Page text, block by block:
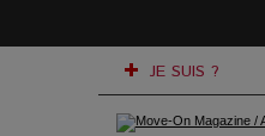
JE SUIS ?